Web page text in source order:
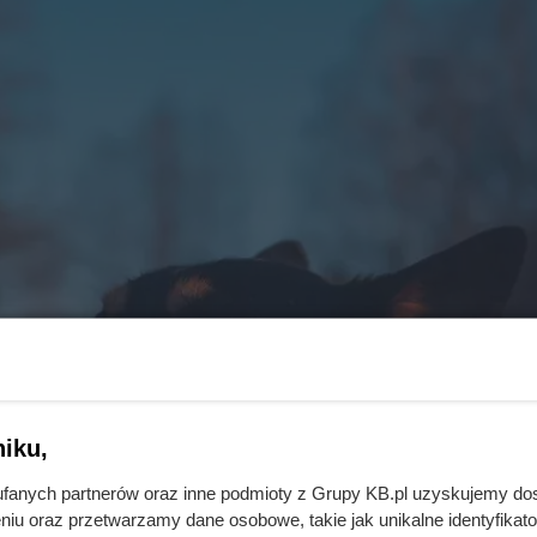
partnerów oraz inne podmioty z Grupy KB.pl uzyskujemy
oraz przetwarzamy dane osobowe, takie jak unikalne